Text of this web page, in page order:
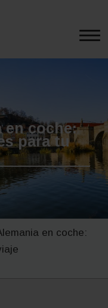
en coche:
para tu
en coche: